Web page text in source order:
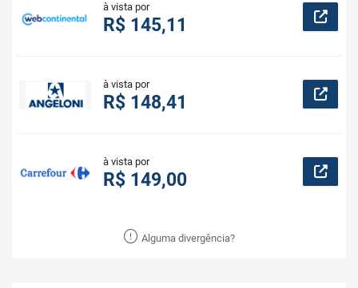
à vista por
R$ 145,11
à vista por
R$ 148,41
à vista por
R$ 149,00
Alguma divergência?